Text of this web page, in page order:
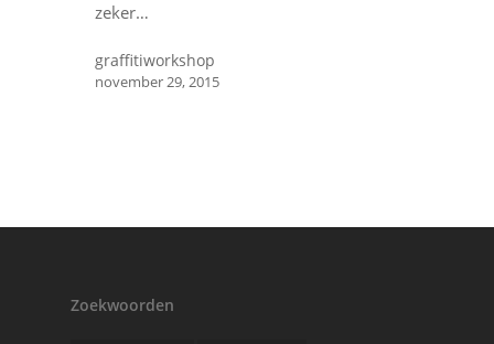
zeker…
graffitiworkshop
november 29, 2015
Zoekwoorden